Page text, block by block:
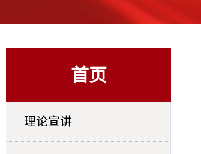
首页
理论宣讲